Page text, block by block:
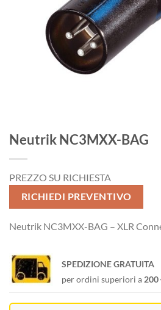
Neutrik NC3MXX-BAG
PREZZO SU RICHIESTA
RICHIEDI PREVENTIVO
Neutrik NC3MXX-BAG – XLR
SPEDIZIONE GRATUITA
per ordini superiori a 200